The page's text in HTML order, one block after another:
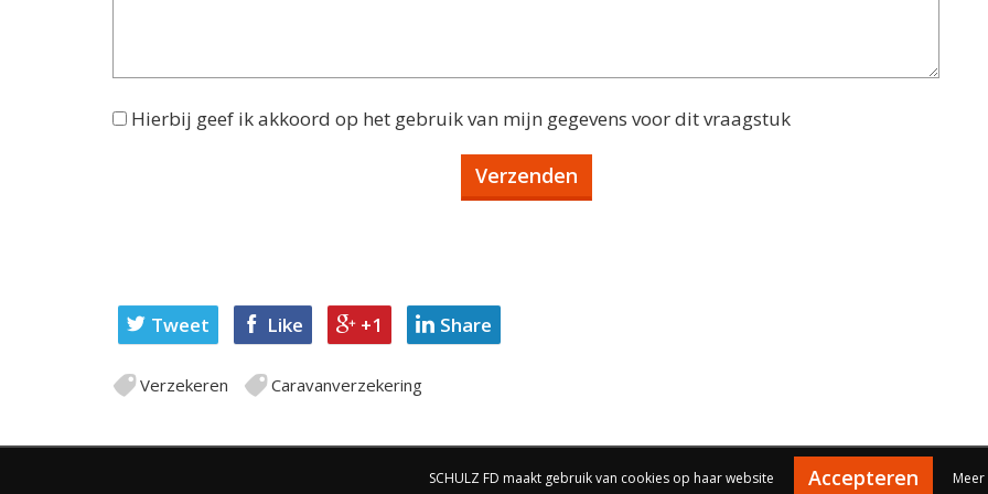
Hierbij geef ik akkoord op het gebruik van mijn gegevens voor dit vraagstuk
Tweet Like +1 Share
Verzekeren Caravanverzekering
SCHULZ FD maakt gebruik van cookies op haar website Accepteren